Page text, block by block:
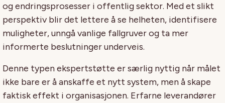
og endringsprosesser i offentlig sektor. Med et slikt
perspektiv blir det lettere å se helheten, identifisere
muligheter, unngå vanlige fallgruver og ta mer
informerte beslutninger underveis.
Denne typen ekspertstøtte er særlig nyttig når målet
ikke bare er å anskaffe et nytt system, men å skape
faktisk effekt i organisasjonen. Erfarne leverandører